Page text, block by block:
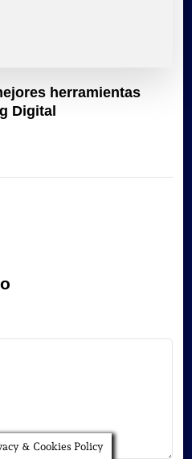
herramientas
Digital
& Cookies Policy